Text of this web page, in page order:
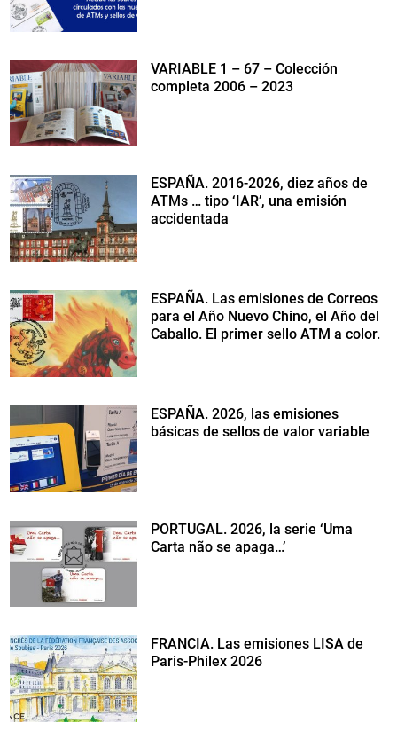
VARIABLE 1 – 67 – Colección
completa 2006 – 2023
ESPAÑA. 2016-2026, diez años de
ATMs … tipo ‘IAR’, una emisión
accidentada
ESPAÑA. Las emisiones de Correos
para el Año Nuevo Chino, el Año del
Caballo. El primer sello ATM a color.
ESPAÑA. 2026, las emisiones
básicas de sellos de valor variable
PORTUGAL. 2026, la serie ‘Uma
Carta não se apaga…’
FRANCIA. Las emisiones LISA de
Paris-Philex 2026